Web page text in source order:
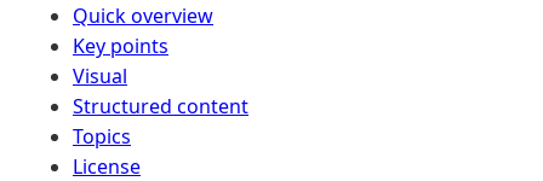
Quick overview
Key points
Visual
Structured content
Topics
License